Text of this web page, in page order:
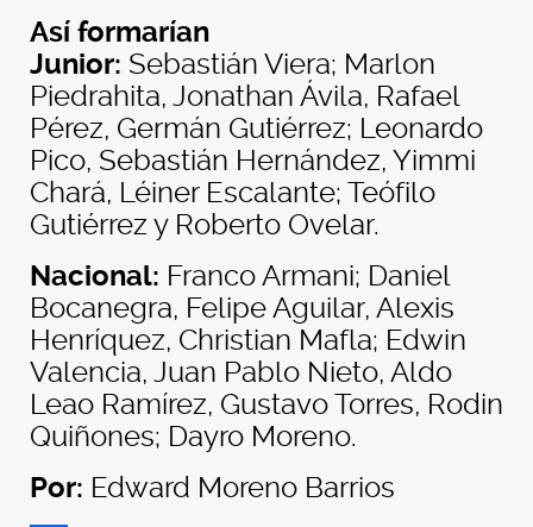
Así formarían
Junior: Sebastián Viera; Marlon
Piedrahita, Jonathan Ávila, Rafael
Pérez, Germán Gutiérrez; Leonardo
Pico, Sebastián Hernández, Yimmi
Chará, Léiner Escalante; Teófilo
Gutiérrez y Roberto Ovelar.
Nacional: Franco Armani; Daniel
Bocanegra, Felipe Aguilar, Alexis
Henríquez, Christian Mafla; Edwin
Valencia, Juan Pablo Nieto, Aldo
Leao Ramírez, Gustavo Torres, Rodin
Quiñones; Dayro Moreno.
Por: Edward Moreno Barrios